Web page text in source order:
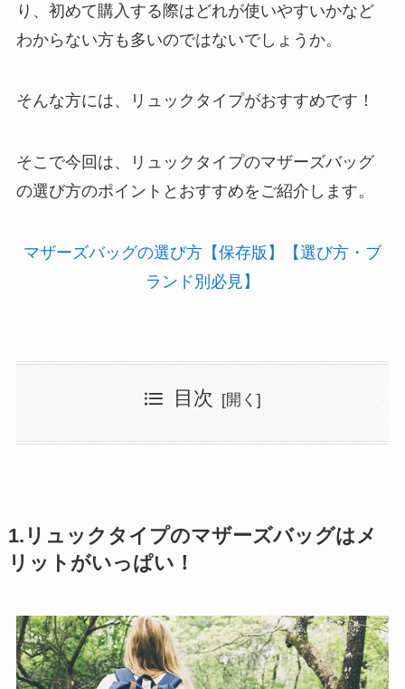
り、初めて購入する際はどれが使いやすいかなど
わからない方も多いのではないでしょうか。
そんな方には、リュックタイプがおすすめです！
そこで今回は、リュックタイプのマザーズバッグ
の選び方のポイントとおすすめをご紹介します。
マザーズバッグの選び方【保存版】【選び方・ブ
ランド別必見】
目次
1.リュックタイプのマザーズバッグはメ
リットがいっぱい！